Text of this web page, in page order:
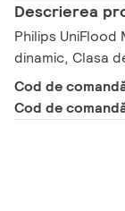
Descrierea
Philips UniFlood
dinamic, Clasa
Cod de
Cod de